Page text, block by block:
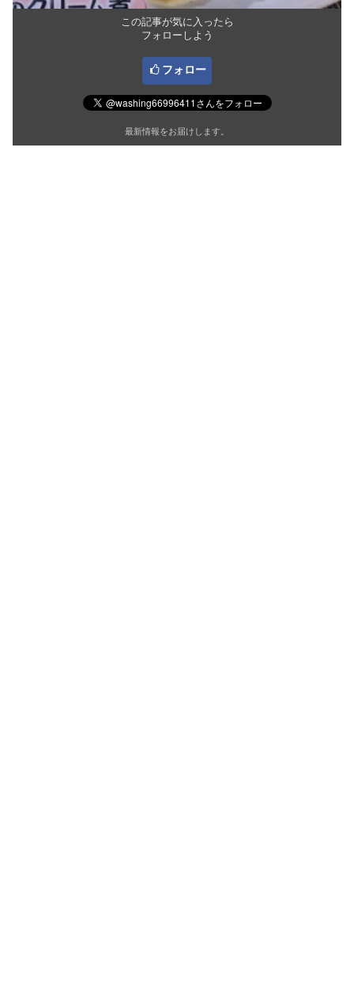
この記事が気に入ったら
フォローしよう
フォロー
最新情報をお届けします。